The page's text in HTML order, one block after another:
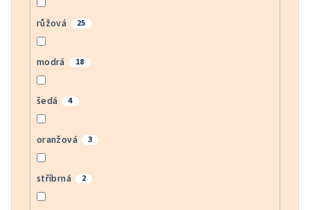
růžová 25
modrá 18
šedá 4
oranžová 3
stříbrná 2